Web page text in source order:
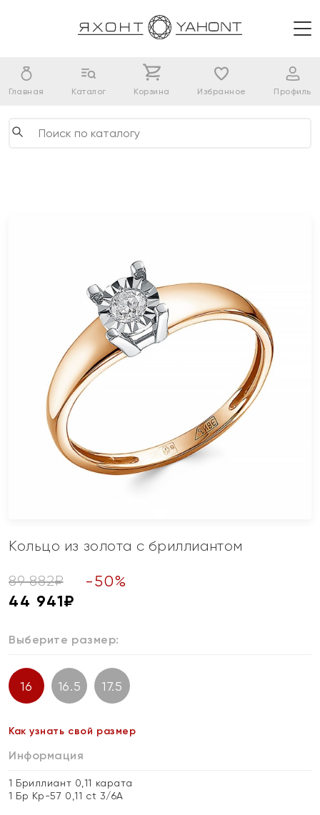
Главная Каталог Корзина Избранное Профиль
Кольцо из золота с бриллиантом
89 882₽ -50%
44 941₽
Выберите размер:
16 16.5 17.5
Как узнать свой размер
Информация
1 Бриллиант 0,11 карата
1 Бр Кр-57 0,11 ct 3/6А